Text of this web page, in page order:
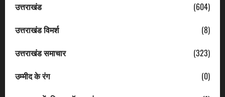
उत्तराखंड
(604)
उत्तराखंड विमर्श
(8)
उत्तराखंड समाचार
(323)
उम्मीद के रंग
(0)